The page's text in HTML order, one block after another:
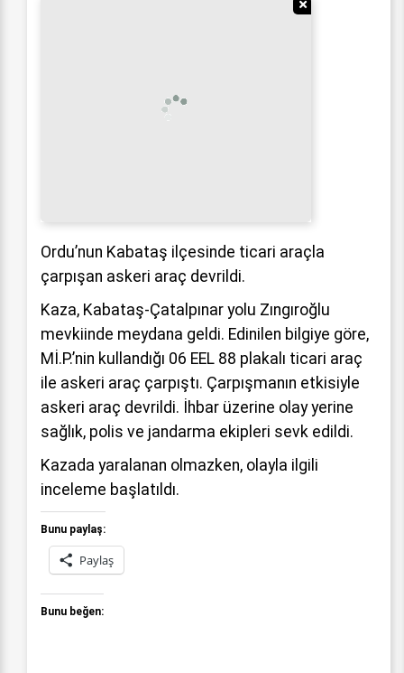
Ordu’nun Kabataş ilçesinde ticari araçla
çarpışan askeri araç devrildi.
Kaza, Kabataş-Çatalpınar yolu Zıngıroğlu
mevkiinde meydana geldi. Edinilen bilgiye göre,
Mİ.P.’nin kullandığı 06 EEL 88 plakalı ticari araç
ile askeri araç çarpıştı. Çarpışmanın etkisiyle
askeri araç devrildi. İhbar üzerine olay yerine
sağlık, polis ve jandarma ekipleri sevk edildi.
Kazada yaralanan olmazken, olayla ilgili
inceleme başlatıldı.
Bunu paylaş:
Paylaş
Bunu beğen: